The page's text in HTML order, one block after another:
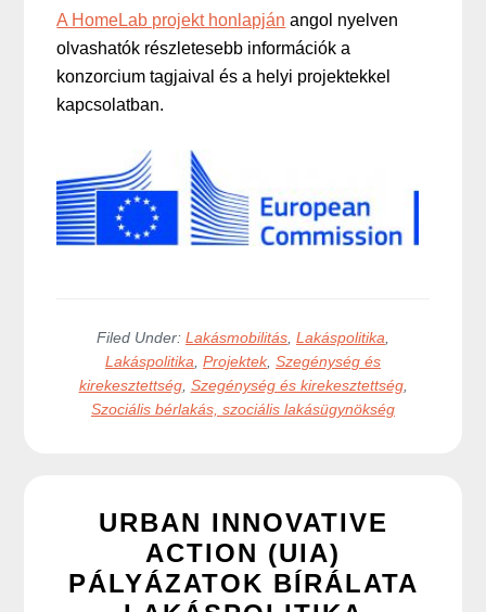
A HomeLab projekt honlapján angol nyelven
olvashatók részletesebb információk a
konzorcium tagjaival és a helyi projektekkel
kapcsolatban.
Filed Under: Lakásmobilitás Lakáspolitika
Lakáspolitika Projektek, Szegénység és
kirekesztettség, Szegénység és kirekesztettség,
Szociális bérlakás, szociális lakásügynökség
URBAN INNOVATIVE
ACTION (UIA)
PÁLYÁZATOK BÍRÁLATA